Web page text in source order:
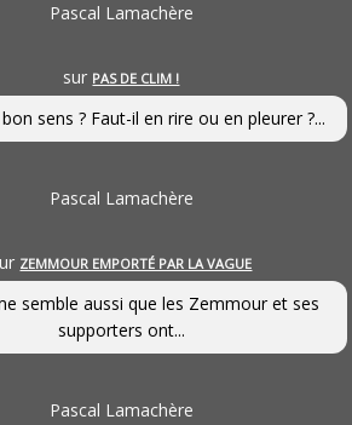
Pascal Lamachère
sur PAS DE CLIM !
sens ? Faut-il en rire ou en pleurer ?...
Pascal Lamachère
ZEMMOUR EMPORTÉ PAR LA VAGUE
semble aussi que les Zemmour et ses
supporters ont...
Pascal Lamachère